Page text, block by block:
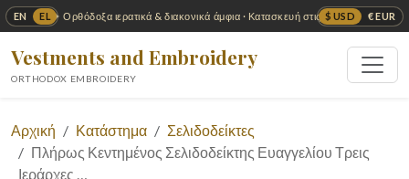
EN EL $ USD € EUR
✦ Ορθόδοξα ιερατικά & διακονικά άμφια · Κατασκευή στις ΗΠΑ ✦
Vestments and Embroidery
ORTHODOX EMBROIDERY
Αρχική Κατάστημα
Σελιδοδείκτες
Πλήρως Κεντημένος Σελιδοδείκτης Ευαγγελίου Τρεις
Ιεράρχες …